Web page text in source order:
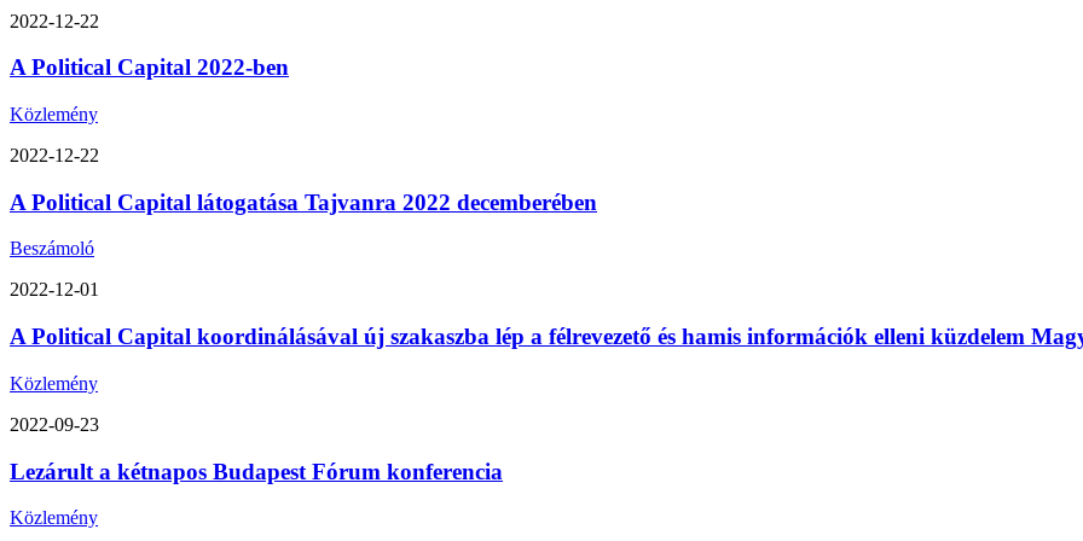
2022-12-22
A Political Capital 2022-ben
Közlemény
2022-12-22
A Political Capital látogatása Tajvanra 2022 decemberében
Beszámoló
2022-12-01
A Political Capital koordinálásával új szakaszba lép a félrevezető és hamis információk elleni küzdelem
Közlemény
2022-09-23
Lezárult a kétnapos Budapest Fórum konferencia
Közlemény